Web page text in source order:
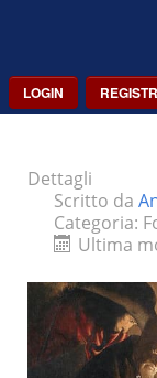
LOGIN
Dettagli
Scritto da
Categoria:
Ultima